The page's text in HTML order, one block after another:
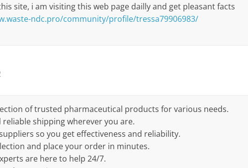
site, i am visiting this web page dailly and get pleasant facts
ndc.pro/community/profile/tressa79906983/
of trusted pharmaceutical products for various needs.
shipping wherever you are.
so you get effectiveness and reliability.
and place your order in minutes.
are here to help 24/7.